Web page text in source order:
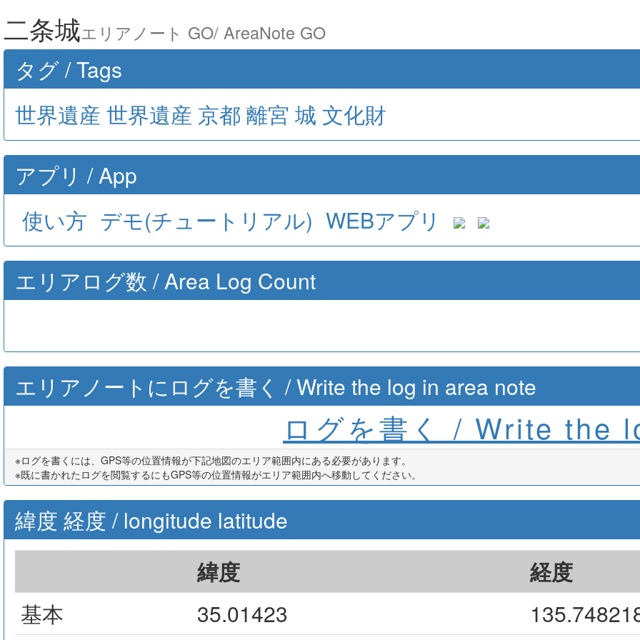
二条城エリアノート GO/ AreaNote GO
タグ / Tags
世界遺産 世界遺産 京都 離宮 城 文化財
アプリ / App
使い方 デモ(チュートリアル) WEBアプリ
エリアログ数 / Area Log Count
エリアノートにログを書く / Write the log in area note
ログを書く / Write the
※ログを書くには、GPS等の位置情報が下記地図のエリア範囲内にある必要があります。
※既に書かれたログを閲覧するにもGPS等の位置情報がエリア範囲内へ移動してください。
緯度 経度 / longitude latitude
緯度
経度
基本
35.01423